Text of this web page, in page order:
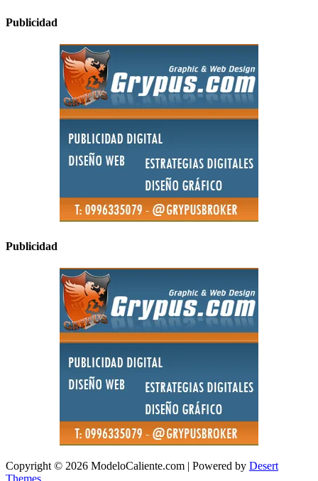
Publicidad
Publicidad
Copyright © 2026 ModeloCaliente.com | Powered by Desert
Themes